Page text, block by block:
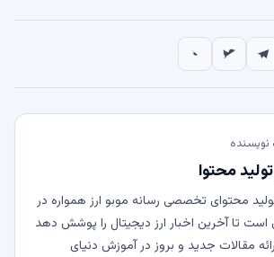
نویسنده
محتوا
محتوای تخصصی رسانه موبو ارز همواره در
تا آخرین اخبار ارز دیجیتال را پوشش دهد
مقالات جدید و بروز در آموزش دنیای